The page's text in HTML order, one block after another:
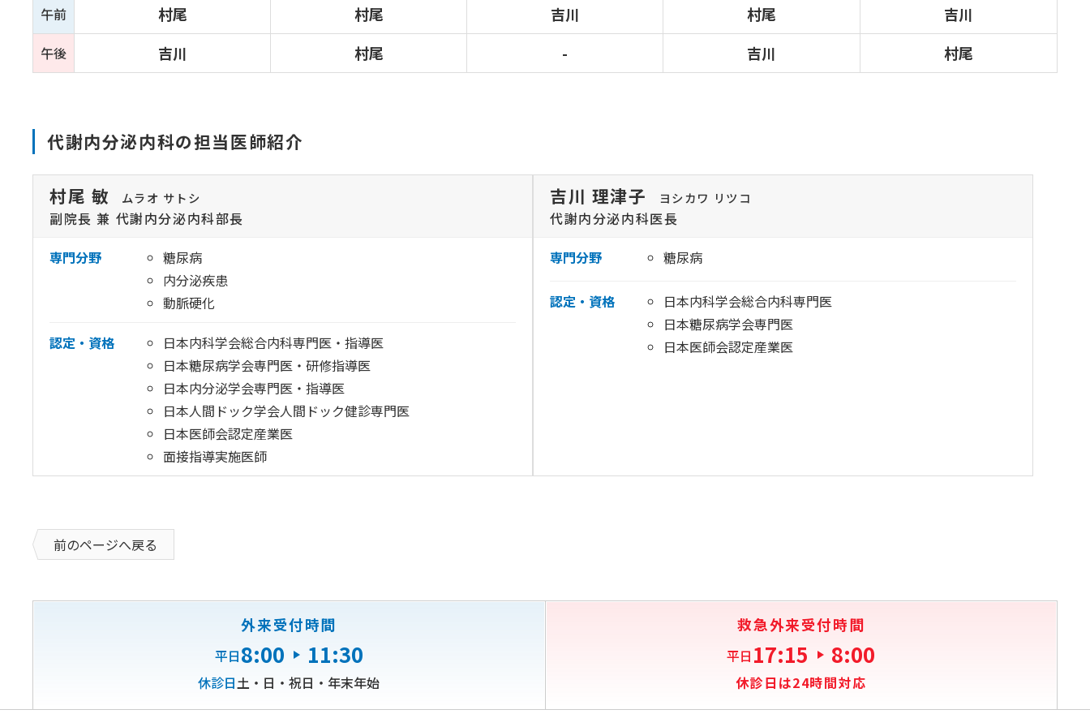
午前 村尾 村尾 吉川 村尾 吉川
午後 吉川 村尾 - 吉川 村尾
代謝内分泌内科の担当医師紹介
村尾 敏 ムラオ サトシ
副院長 兼 代謝内分泌内科部長
専門分野
糖尿病
内分泌疾患
動脈硬化
認定・資格
日本内科学会総合内科専門医・指導医
日本糖尿病学会専門医・研修指導医
日本内分泌学会専門医・指導医
日本人間ドック学会人間ドック健診専門医
日本医師会認定産業医
面接指導実施医師
吉川 理津子 ヨシカワ リツコ
代謝内分泌内科医長
専門分野
糖尿病
認定・資格
日本内科学会総合内科専門医
日本糖尿病学会専門医
日本医師会認定産業医
前のページへ戻る
外来受付時間
平日8:00 11:30
休診日土・日・祝日・年末年始
救急外来受付時間
平日 17:15 8:00
休診日は24時間対応